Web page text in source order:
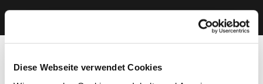
Diese Webseite verwendet Cookies